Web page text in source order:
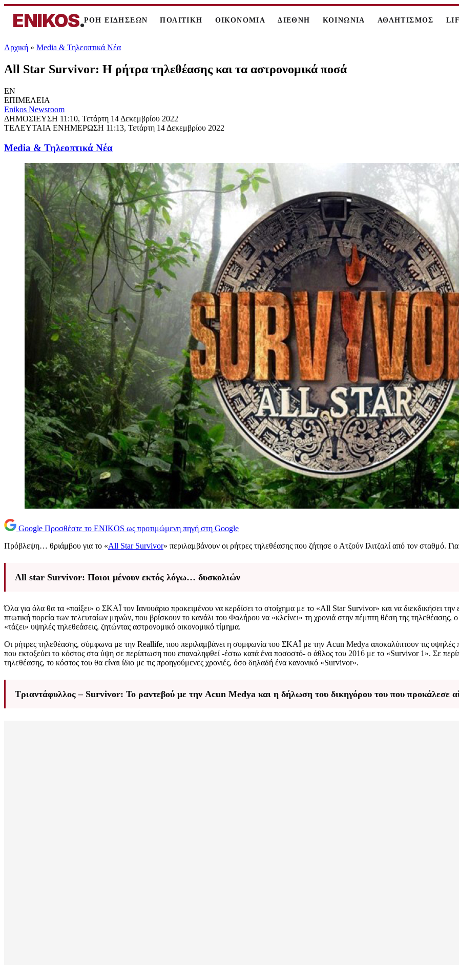
ENIKOS.ΡΟΗ ΕΙΔΗΣΕΩΝ ΠΟΛΙΤΙΚΗ ΟΙΚΟΝΟΜΙΑ ΔΙΕΘΝΗ ΚΟΙΝΩΝΙΑ ΑΘΛΗΤΙΣΜΟΣ
Αρχική » Media & Τηλεοπτικά Νέα
All Star Survivor: Η ρήτρα τηλεθέασης και τα αστρονομικά ποσά
EN
ΕΠΙΜΕΛΕΙΑ
Enikos Newsroom
ΔΗΜΟΣΙΕΥΣΗ 11:10, Τετάρτη 14 Δεκεμβρίου 2022
ΤΕΛΕΥΤΑΙΑ ΕΝΗΜΕΡΩΣΗ 11:13, Τετάρτη 14 Δεκεμβρίου 2022
Media & Τηλεοπτικά Νέα
Google Προσθέστε το ENIKOS ως προτιμώμενη πηγή στη Google
Πρόβλεψη… θριάμβου για το «All Star Survivor» περιλαμβάνουν οι ρήτρες τηλεθέασης που ζήτησε ο Ατζούν Ιλιτζαλί από τον σταθμό.
All star Survivor: Ποιοι μένουν εκτός λόγω… δυσκολιών
Όλα για όλα θα τα «παίξει» ο ΣΚΑΪ τον Ιανουάριο προκειμένου να κερδίσει το στοίχημα με το «All Star Survivor» και να διεκδικήσει
πτωτική πορεία των τελευταίων μηνών, που βρίσκουν το κανάλι του Φαλήρου να «κλείνει» τη χρονιά στην πέμπτη θέση της τηλεθέασης,
«τάζει» υψηλές τηλεθεάσεις, ζητώντας αστρονομικό οικονομικό τίμημα.
Οι ρήτρες τηλεθέασης, σύμφωνα με την Reallife, που περιλαμβάνει η συμφωνία του ΣΚΑΪ με την Acun Medya αποκαλύπτουν τις υψηλές
που εκτοξεύει το κόστος στα ύψη σε περίπτωση που επαναληφθεί -έστω κατά ένα ποσοστό- ο άθλος του 2016 με το «Survivor 1». Σε
τηλεθέασης, το κόστος του θα είναι ίδιο με τις προηγούμενες χρονιές, όσο δηλαδή ένα κανονικό «Survivor».
Τριαντάφυλλος – Survivor: Το ραντεβού με την Acun Medya και η δήλωση του δικηγόρου του που προκάλεσε